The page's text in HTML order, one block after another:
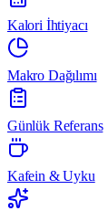
Kalori İhtiyacı
Makro Dağılımı
Günlük Referans
Kafein & Uyku